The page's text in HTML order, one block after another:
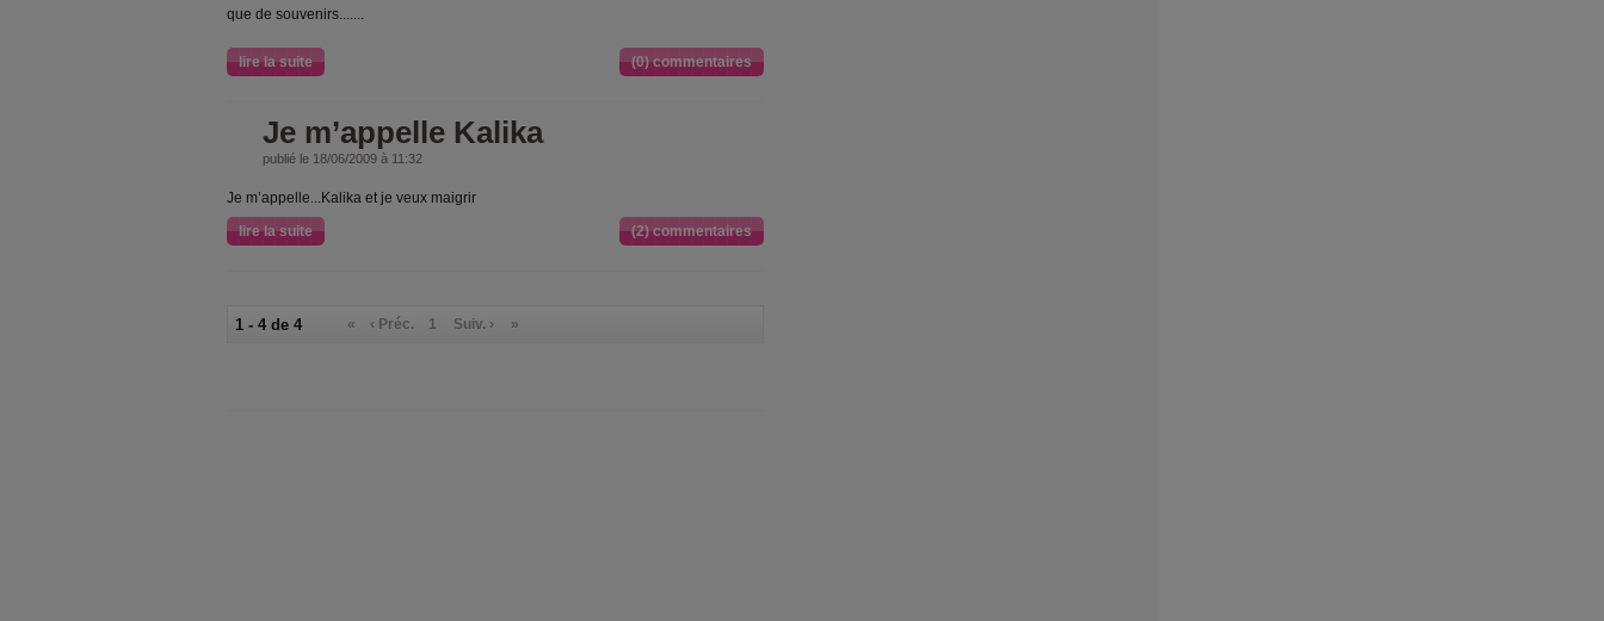
que de souvenirs.......
lire la suite (0) commentaires
Je m’appelle Kalika
publié le 18/06/2009 à 11:32
Je m’appelle...Kalika et je veux maigrir
lire la suite
(2) commentaires
1 - 4 de 4 « ‹ Préc. 1 Suiv. › »